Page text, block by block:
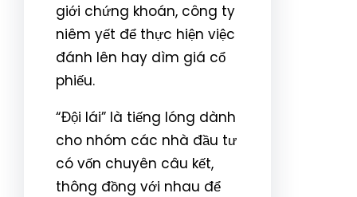
giới chứng khoán, công ty
niêm yết để thực hiện việc
đánh lên hay dìm giá cổ
phiếu.
“Đội lái” là tiếng lóng dành
cho nhóm các nhà đầu tư
có vốn chuyên câu kết,
thông đồng với nhau để